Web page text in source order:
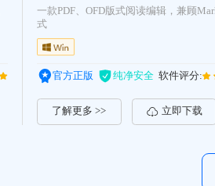
一款PDF、OFD版式阅读编辑，兼顾
式
官方正版 纯净安全 软件评分:
了解更多 >> 立即下载